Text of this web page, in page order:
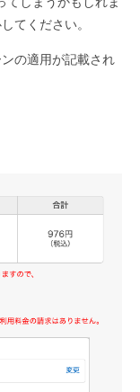
てください。
の適用が記載され